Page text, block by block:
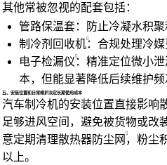
其他常被忽视的配套包括：
管路保温套：防止冷凝水积
制冷剂回收机：合规处理冷
电子检漏仪：精准定位微小
本，但能显著降低后续维护频
五、安装位置和日常维护决定长期使用成本
汽车制冷机的安装位置直接影响
足够进风空间，避免被货物或改
意定期清理散热器防尘网 ，粉尘
以上。